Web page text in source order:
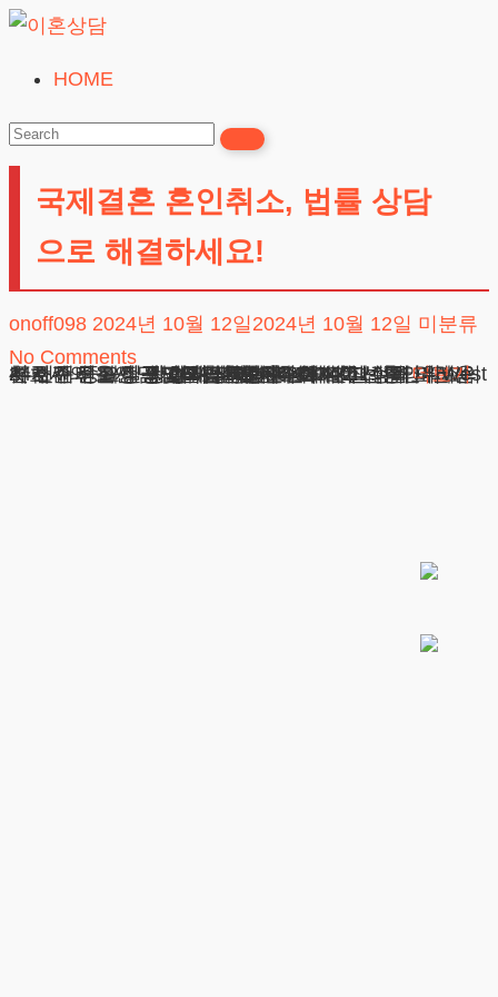
Skip
content
혼
상
HOME
국제결혼 혼인취소, 법률 상담
으로 해결하세요!
onoff098 2024년 10월 12일 2024년 10월 12일 미분류
No Comments
24시간 전화상담 및 채팅상담 바로가기 1. 혼인취소의 첫 번째 중요한 단계와 절차 시작하기 2. 법적 요건과 서류 준비 과정 3. 실제 사례: 혼인취소 과정의 어려움 4. 자주 묻는 질문 Q&A 5. 혼인취소 시 실수를 피하는 변호사의 조언 국제결혼혼인취소에 대한 이해더보기
상호 : 법무법인 테헤란
사업자 : 589-86-01340
대표자 : 이수학
주소 : 서울시 강남구 테헤란로 420, KT선릉타워West 9층
광고책임변호사 : 이수학